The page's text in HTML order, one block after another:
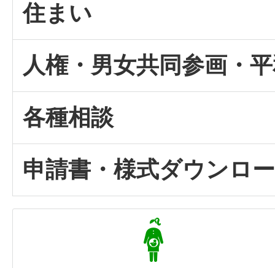
住まい
人権・男女共同参画・
各種相談
申請書・様式ダウンロ